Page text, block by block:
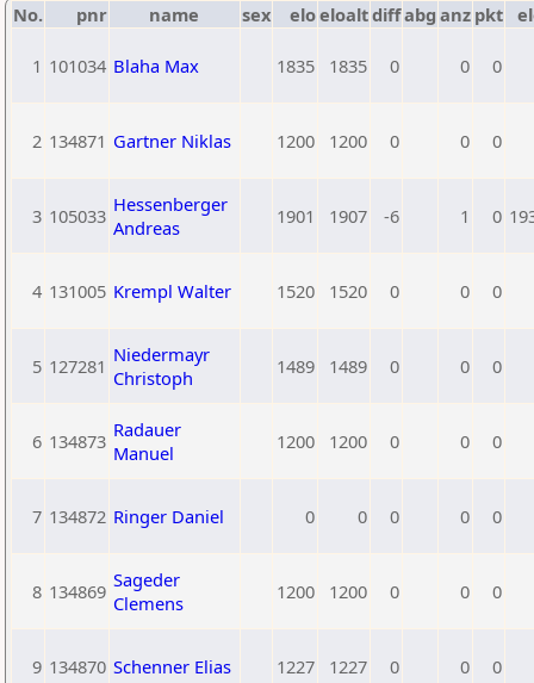
No. pnr name sex eloeloaltdiffabg anz pkt
1 101034 Blaha Max 1835 1835 0 0 0
2 134871 Gartner Niklas 1200 1200 0 0 0
3 105033 Hessenberger
Andreas
1901 1907 -6 1 0
4 131005 Krempl Walter 1520 1520 0 0 0
5 127281 Niedermayr
Christoph
1489 1489 0 0 0
6 134873 Radauer
Manuel
1200 1200 0 0 0
7 134872 Ringer Daniel 0 0 0 0 0
8 134869 Sageder
Clemens
1200 1200 0 0 0
9 134870 Schenner Elias 1227 1227 0 0 0